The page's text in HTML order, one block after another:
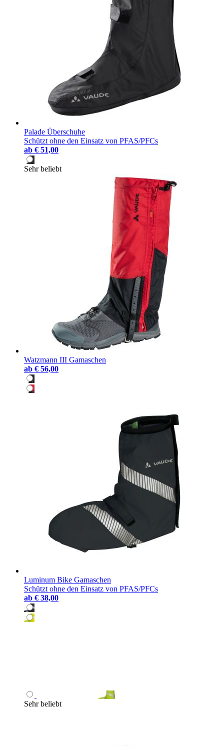
Palade Überschuhe
Schützt ohne den Einsatz von PFAS/PFCs
ab € 51,00
Sehr beliebt
Watzmann III Gamaschen
ab € 56,00
Luminum Bike Gamaschen
Schützt ohne den Einsatz von PFAS/PFCs
ab € 38,00
Sehr beliebt